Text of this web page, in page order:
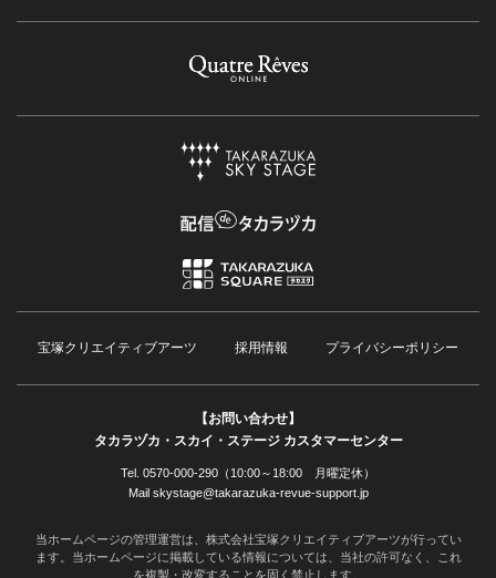
宝塚クリエイティブアーツ 採用情報 プライバシーポリシー
【お問い合わせ】
タカラヅカ・スカイ・ステージ カスタマーセンター
Tel. 0570-000-290（10:00～18:00 月曜定休）
Mail skystage@takarazuka-revue-support.jp
当ホームページの管理運営は、株式会社宝塚クリエイティブアーツが行ってい
ます。当ホームページに掲載している情報については、当社の許可なく、これ
を複製・改変することを固く禁止します。